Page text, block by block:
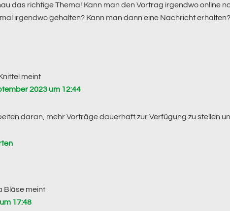
das richtige Thema! Kann man den Vortrag irgendwo online
irgendwo gehalten? Kann man dann eine Nachricht erhalten?
meint
2023 um 12:44
daran, mehr Vorträge dauerhaft zur Verfügung zu stellen
Bläse meint
17:48